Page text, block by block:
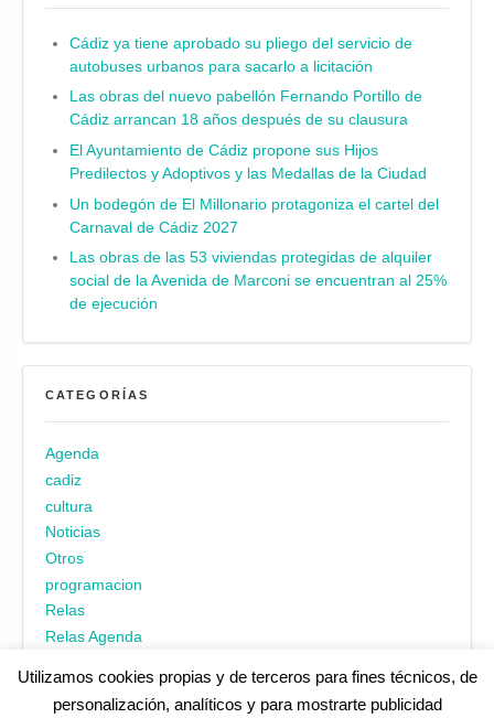
Cádiz ya tiene aprobado su pliego del servicio de
autobuses urbanos para sacarlo a licitación
Las obras del nuevo pabellón Fernando Portillo de
Cádiz arrancan 18 años después de su clausura
El Ayuntamiento de Cádiz propone sus Hijos
Predilectos y Adoptivos y las Medallas de la Ciudad
Un bodegón de El Millonario protagoniza el cartel del
Carnaval de Cádiz 2027
Las obras de las 53 viviendas protegidas de alquiler
social de la Avenida de Marconi se encuentran al 25%
de ejecución
CATEGORÍAS
Agenda
cadiz
cultura
Noticias
Otros
programacion
Relas
Relas Agenda
Utilizamos cookies propias y de terceros para fines técnicos, de
personalización, analíticos y para mostrarte publicidad